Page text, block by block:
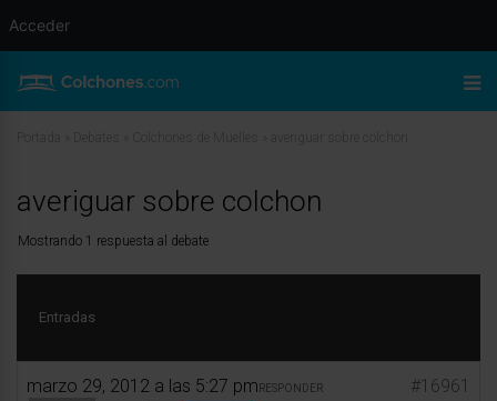
averiguar sobre colchon
Mostrando 1 respuesta al debate
Entradas
marzo 29, 2012 a las 5:27 pm #16961
RESPONDER
Acceder